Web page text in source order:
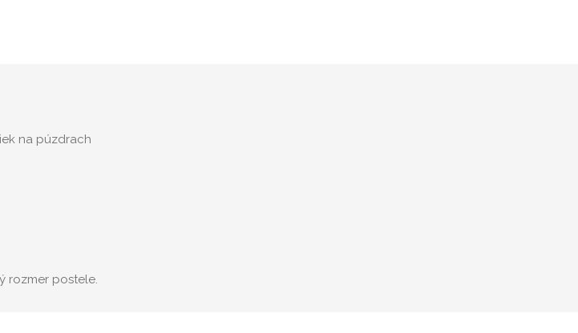
na púzdrach
rozmer postele.